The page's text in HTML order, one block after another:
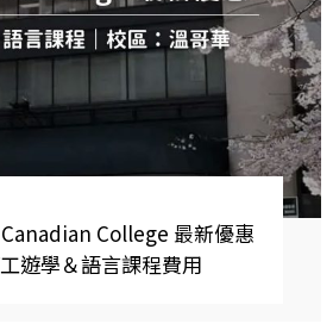
Canadian College 最新優惠
遊學＆語言課程費用